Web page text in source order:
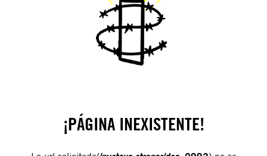
¡PÁGINA INEXISTENTE!